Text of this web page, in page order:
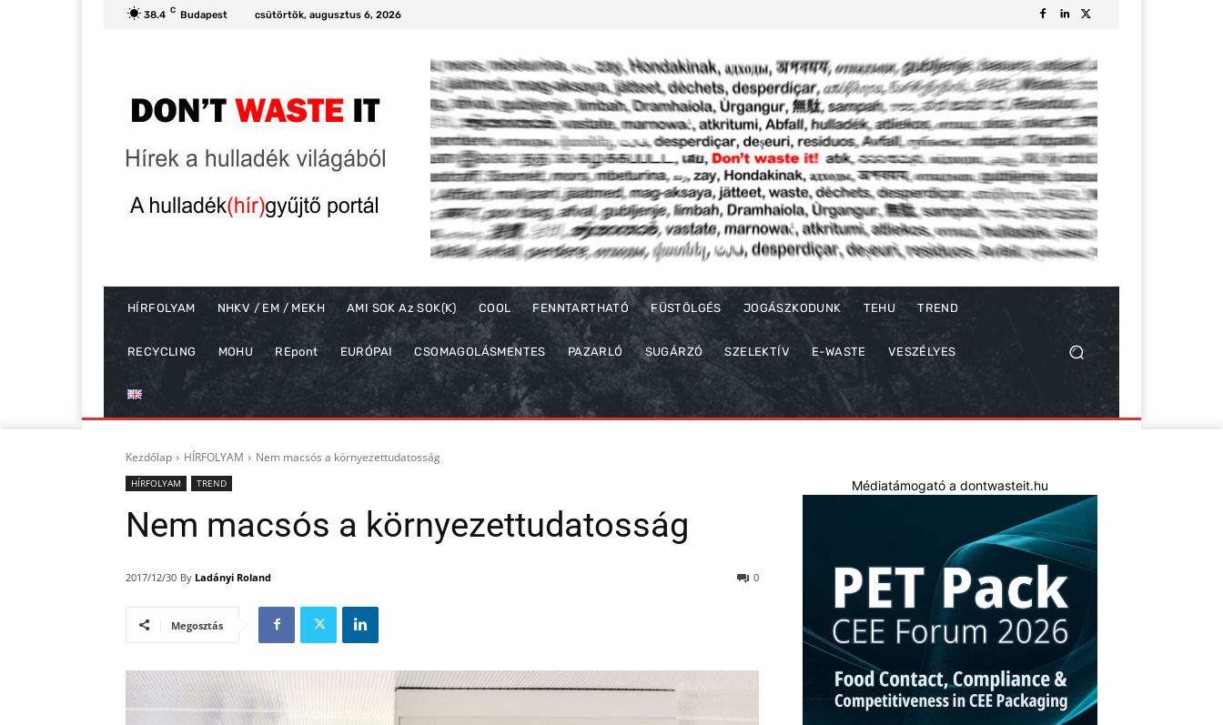
38.4 C Budapest csütörtök, augusztus 6, 2026
HÍRFOLYAM NHKV / EM / MEKH AMI SOK Az SOK(K) COOL FENNTARTHATÓ FÜSTÖLGÉS JOGÁSZKODUNK TEHU TREND
RECYCLING MOHU REpont EURÓPAI CSOMAGOLÁSMENTES PAZARLÓ SUGÁRZÓ SZELEKTÍV E-WASTE VESZÉLYES
Kezdőlap HÍRFOLYAM Nem macsós a környezettudatosság
HÍRFOLYAM TREND
Nem macsós a környezettudatosság
2017/12/30 By Ladányi Roland 0
Megosztás
Médiatámogató a dontwasteit.hu